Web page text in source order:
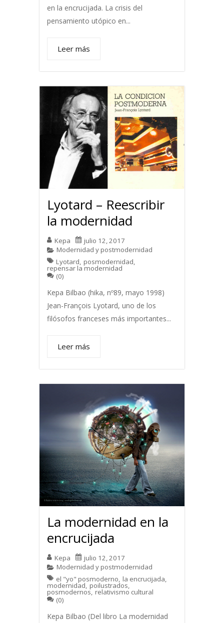
en la encrucijada. La crisis del
pensamiento utópico en...
Leer más
Lyotard – Reescribir
la modernidad
Kepa
julio 12, 2017
Modernidad y postmodernidad
Lyotard, posmodernidad,
repensar la modernidad
(0)
Kepa Bilbao (hika, nº89, mayo 1998)
Jean-François Lyotard, uno de los
filósofos franceses más importantes...
Leer más
La modernidad en la
encrucijada
Kepa
julio 12, 2017
Modernidad y postmodernidad
el "yo" posmoderno, la encrucijada,
modernidad, poilustrados,
posmodernos, relativismo cultural
(0)
Kepa Bilbao (Del libro La modernidad